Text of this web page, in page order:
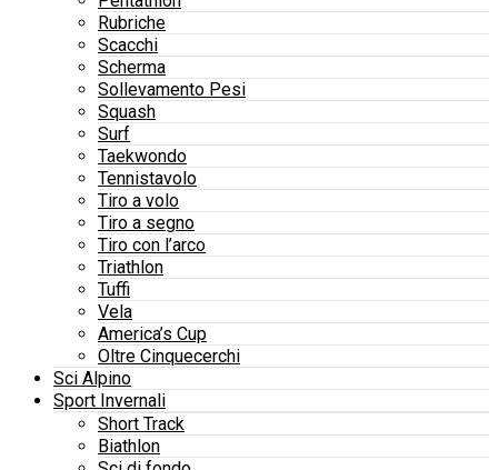
Rubriche
Scacchi
Scherma
Sollevamento Pesi
Squash
Surf
Taekwondo
Tennistavolo
Tiro a volo
Tiro a segno
Tiro con l’arco
Triathlon
Tuffi
Vela
America’s Cup
Oltre Cinquecerchi
Sci Alpino
Sport Invernali
Short Track
Biathlon